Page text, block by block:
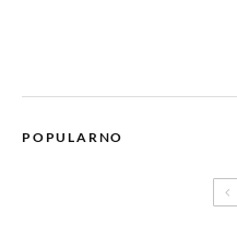
POPULARNO